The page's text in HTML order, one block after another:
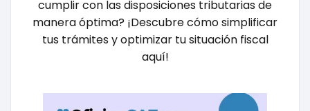
cumplir con las disposiciones tributarias de
manera óptima? ¡Descubre cómo simplificar
tus trámites y optimizar tu situación fiscal
aquí!